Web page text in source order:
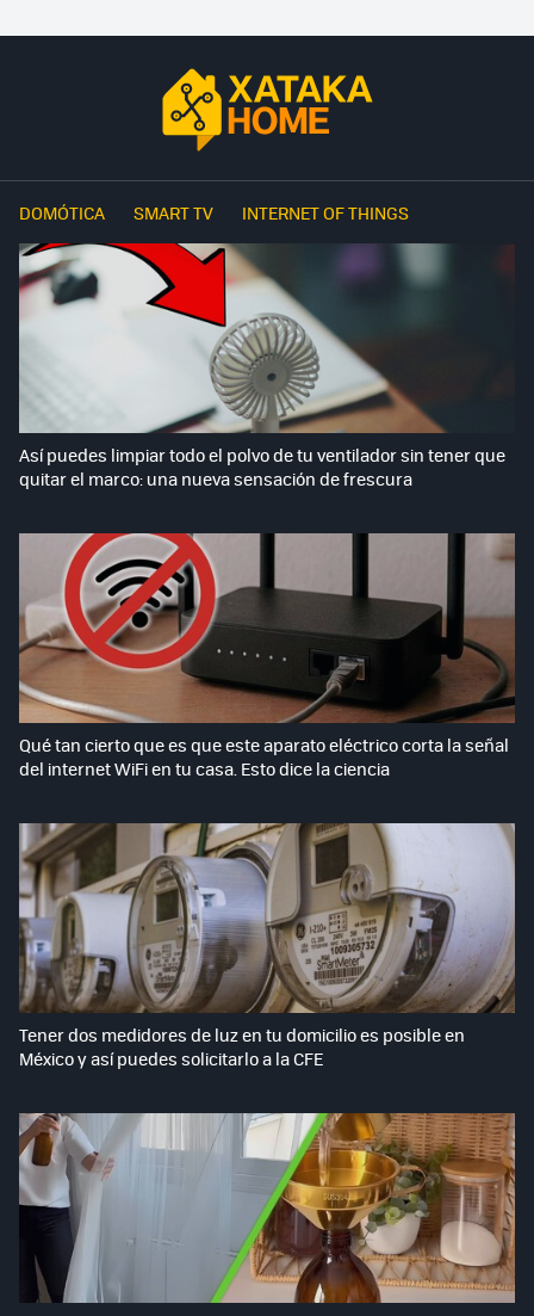
DOMÓTICA SMART TV INTERNET OF THINGS
Así puedes limpiar todo el polvo de tu ventilador sin tener que
quitar el marco: una nueva sensación de frescura
Qué tan cierto que es que este aparato eléctrico corta la señal
del internet WiFi en tu casa. Esto dice la ciencia
Tener dos medidores de luz en tu domicilio es posible en
México y así puedes solicitarlo a la CFE